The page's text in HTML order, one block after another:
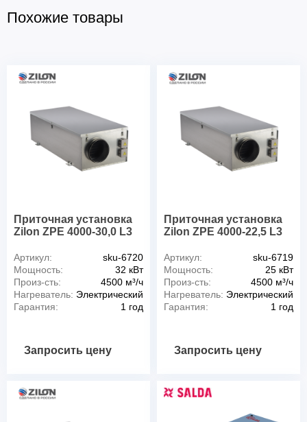
Похожие товары
Приточная установка
Zilon ZPE 4000-30,0 L3
Артикул:
sku-6720
Мощность:
32 кВт
Произ-сть:
4500 м³/ч
Нагреватель: Электрический
Гарантия:
1 год
Запросить цену
Приточная установка
Zilon ZPE 4000-22,5 L3
Артикул:
sku-6719
Мощность:
25 кВт
Произ-сть:
4500 м³/ч
Нагреватель: Электрический
Гарантия:
1 год
Запросить цену